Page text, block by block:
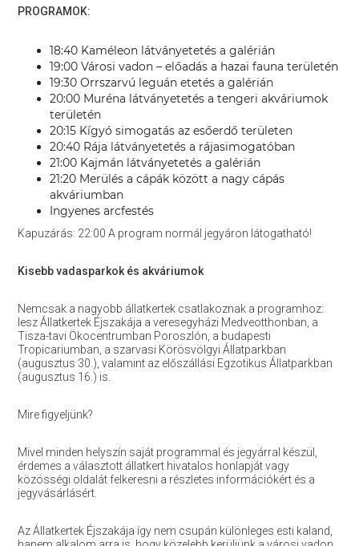
PROGRAMOK:
18:40 Kaméleon látványetetés a galérián
19:00 Városi vadon – előadás a hazai fauna területén
19:30 Orrszarvú leguán etetés a galérián
20:00 Muréna látványetetés a tengeri akváriumok
területén
20:15 Kígyó simogatás az esőerdő területen
20:40 Rája látványetetés a rájasimogatóban
21:00 Kajmán látványetetés a galérián
21:20 Merülés a cápák között a nagy cápás
akváriumban
Ingyenes arcfestés
Kapuzárás: 22:00 A program normál jegyáron látogatható!
Kisebb vadasparkok és akváriumok
Nemcsak a nagyobb állatkertek csatlakoznak a programhoz:
lesz Állatkertek Éjszakája a veresegyházi Medveotthonban, a
Tisza-tavi Ökocentrumban Poroszlón, a budapesti
Tropicariumban, a szarvasi Körösvölgyi Állatparkban
(augusztus 30.), valamint az előszállási Egzotikus Állatparkban
(augusztus 16.) is.
Mire figyeljünk?
Mivel minden helyszín saját programmal és jegyárral készül,
érdemes a választott állatkert hivatalos honlapját vagy
közösségi oldalát felkeresni a részletes információkért és a
jegyvásárlásért.
Az Állatkertek Éjszakája így nem csupán különleges esti kaland,